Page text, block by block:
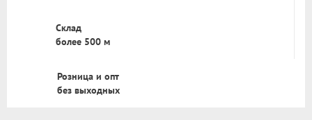
Склад
более 500 м
Розница и опт
без выходных